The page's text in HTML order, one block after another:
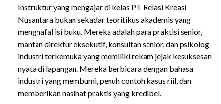
Instruktur yang mengajar di kelas PT Relasi Kreasi
Nusantara bukan sekadar teoritikus akademis yang
menghafal isi buku. Mereka adalah para praktisi senior,
mantan direktur eksekutif, konsultan senior, dan psikolog
industri terkemuka yang memiliki rekam jejak kesuksesan
nyata di lapangan. Mereka berbicara dengan bahasa
industri yang membumi, penuh contoh kasus riil, dan
memberikan nasihat praktis yang kredibel.